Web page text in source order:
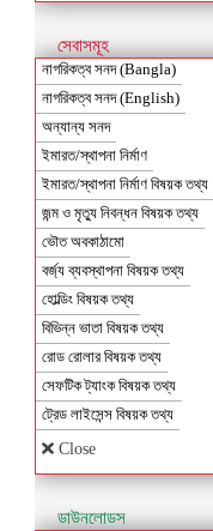
সেবাসমূহ
নাগরিকত্ব সনদ (Bangla)
নাগরিকত্ব সনদ (English)
অন্যান্য সনদ
ইমারত/স্থাপনা নির্মাণ
ইমারত/স্থাপনা নির্মাণ বিষয়ক তথ্য
জন্ম ও মৃত্যু নিবন্ধন বিষয়ক তথ্য
ভৌত অবকাঠামো
বর্জ্য ব্যবস্থাপনা বিষয়ক তথ্য
হোল্ডিং বিষয়ক তথ্য
বিভিন্ন ভাতা বিষয়ক তথ্য
রোড রোলার বিষয়ক তথ্য
সেফটিক ট্যাংক বিষয়ক তথ্য
ট্রেড লাইসেন্স বিষয়ক তথ্য
Close
ডাউনলোডস